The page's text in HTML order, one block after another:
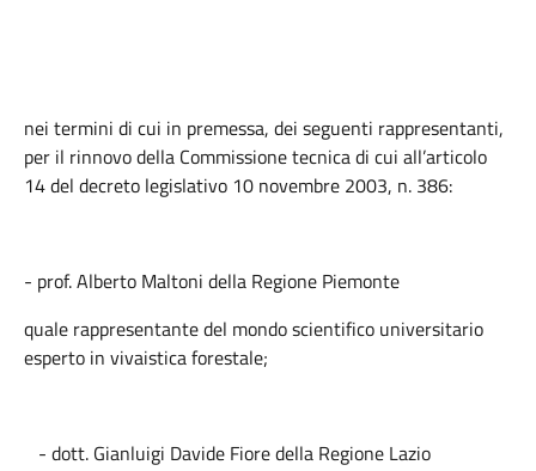
nei termini di cui in premessa, dei seguenti rappresentanti,
per il rinnovo della Commissione tecnica di cui all’articolo
14 del decreto legislativo 10 novembre 2003, n. 386:
- prof. Alberto Maltoni della Regione Piemonte
quale rappresentante del mondo scientifico universitario
esperto in vivaistica forestale;
- dott. Gianluigi Davide Fiore della Regione Lazio